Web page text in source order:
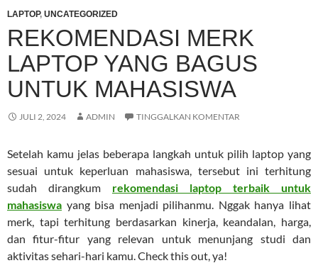
LAPTOP, UNCATEGORIZED
REKOMENDASI MERK
LAPTOP YANG BAGUS
UNTUK MAHASISWA
JULI 2, 2024 ADMIN TINGGALKAN KOMENTAR
Setelah kamu jelas beberapa langkah untuk pilih laptop yang
sesuai untuk keperluan mahasiswa, tersebut ini terhitung
sudah dirangkum rekomendasi laptop terbaik untuk
mahasiswa yang bisa menjadi pilihanmu. Nggak hanya lihat
merk, tapi terhitung berdasarkan kinerja, keandalan, harga,
dan fitur-fitur yang relevan untuk menunjang studi dan
aktivitas sehari-hari kamu. Check this out, ya!